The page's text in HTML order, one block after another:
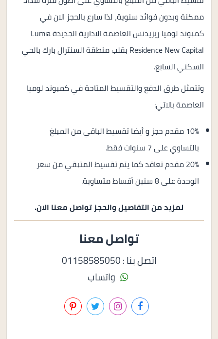
ممكنة وبدون فوائد سنوية، لذا سارع بالحجز الان في
كمبوند لوميا ريزيدنس العاصمة الادارية الجديدة Lumia
Residence New Capital بقلب منطقة السنترال بارك بالحي
السكني السابع.
وتتمثل طرق الدفع والتقسيط المتاحة في كمبوند لوميا
العاصمة بالاتي:
10% مقدم حجز و أيضا تقسيط الباقي من المبلغ
بالتساوي على 7 سنوات فقط.
20% مقدم تعاقد كما يتم تقسيط المتبقي من سعر
الوحدة على 8 سنين أقساط متساوية.
لمزيد من التفاصيل والحجز تواصل معنا الان.
تواصل معنا
اتصل بنا : 01158585050
واتساب